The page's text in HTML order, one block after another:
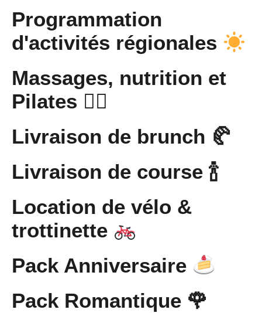
Programmation
d'activités régionales
Massages, nutrition et
Pilates 🧘‍♀️
Livraison de brunch 🥐
Livraison de course 🍾
Location de vélo &
trottinette
Pack Anniversaire
Pack Romantique 🌹